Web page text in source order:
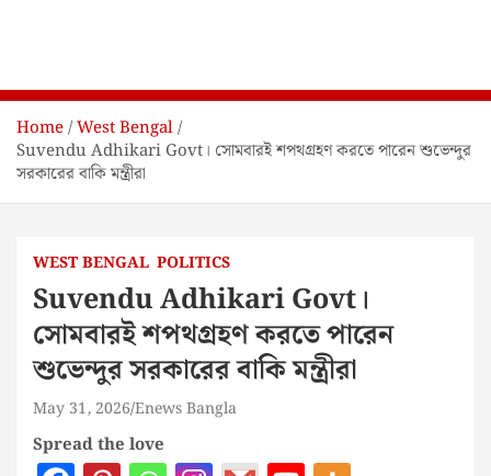
Home West Bengal
Suvendu Adhikari Govt। সোমবারই শপথগ্রহণ করতে পারেন শুভেন্দুর
সরকারের বাকি মন্ত্রীরা
WEST BENGAL POLITICS
Suvendu Adhikari Govt।
সোমবারই শপথগ্রহণ করতে পারেন
শুভেন্দুর সরকারের বাকি মন্ত্রীরা
May 31, 2026 Enews Bangla
Spread the love